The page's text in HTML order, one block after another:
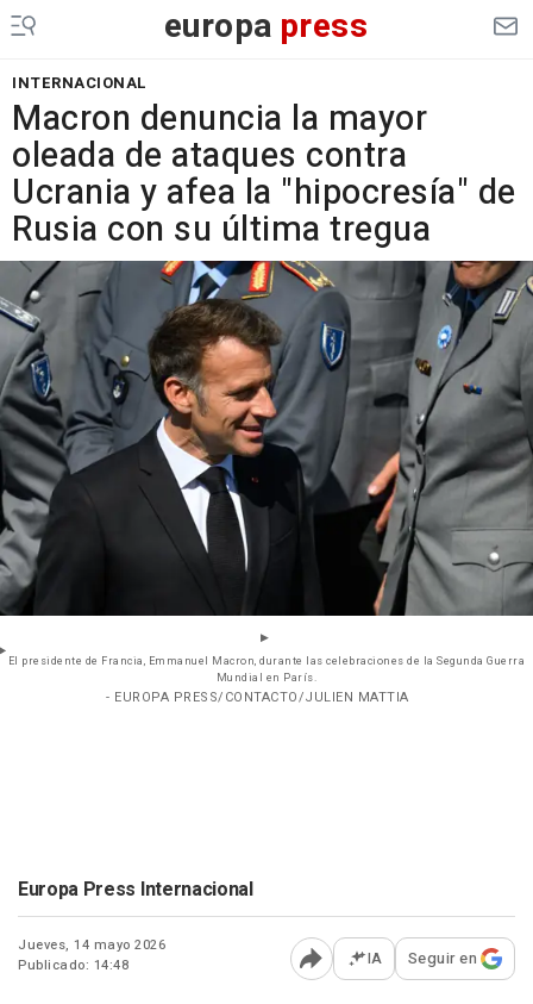
europa press
INTERNACIONAL
Macron denuncia la mayor
oleada de ataques contra
Ucrania y afea la "hipocresía" de
Rusia con su última tregua
El presidente de Francia, Emmanuel Macron, durante las celebraciones de la Segunda Guerra
Mundial en París.
- EUROPA PRESS/CONTACTO/JULIEN MATTIA
Europa Press Internacional
Jueves, 14 mayo 2026
Publicado: 14:48
Abrir opciones para
IA Seguir en